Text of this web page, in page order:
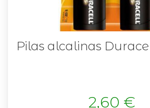
Pilas alcalinas
2,60 €